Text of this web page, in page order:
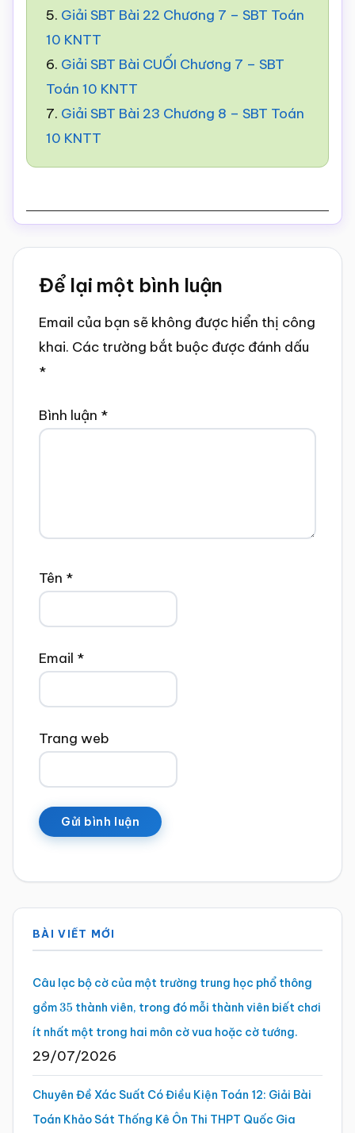
5. Giải SBT Bài 22 Chương 7 – SBT Toán
10 KNTT
6. Giải SBT Bài CUỐI Chương 7 – SBT
Toán 10 KNTT
7. Giải SBT Bài 23 Chương 8 – SBT Toán
10 KNTT
Reader
Interactions
Để lại một bình luận
Email của bạn sẽ không được hiển thị công
khai. Các trường bắt buộc được đánh dấu
*
Bình luận *
Tên *
Email *
Trang web
Sidebar
chính
BÀI VIẾT MỚI
Câu lạc bộ cờ của một trường trung học phổ thông
gồm35 thành viên, trong đó mỗi thành viên biết chơi
ít nhất một trong hai môn cờ vua hoặc cờ tướng.
29/07/2026
Chuyên Đề Xác Suất Có Điều Kiện Toán 12: Giải Bài
Toán Khảo Sát Thống Kê Ôn Thi THPT Quốc Gia